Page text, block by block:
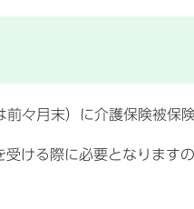
々月末）に介護保険被保険
ける際に必要となります